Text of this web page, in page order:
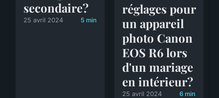
secondaire?
25 avril 2024 5 min
réglages pour
un appareil
photo Canon
EOS R6 lors
d'un mariage
en intérieur?
25 avril 2024 6 min